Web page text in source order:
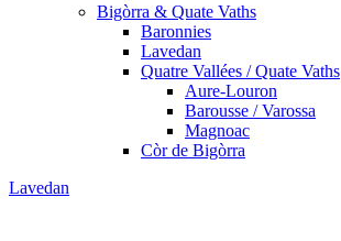
Bigòrra & Quate Vaths
Baronnies
Lavedan
Quatre Vallées / Quate Vaths
Aure-Louron
Barousse / Varossa
Magnoac
Còr de Bigòrra
Lavedan